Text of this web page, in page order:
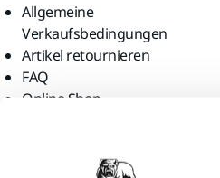
Allgemeine
Verkaufsbedingungen
Artikel retournieren
FAQ
Online Shop